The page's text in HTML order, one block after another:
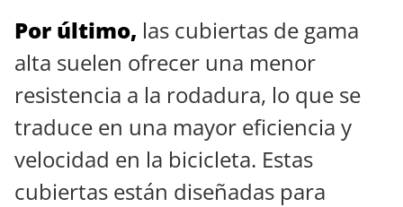
Por último, las cubiertas de gama
alta suelen ofrecer una menor
resistencia a la rodadura, lo que se
traduce en una mayor eficiencia y
velocidad en la bicicleta. Estas
cubiertas están diseñadas para